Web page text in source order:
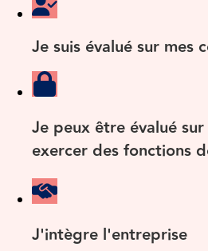
Je suis évalué sur mes
Je peux être évalué
exercer des fonctions
J'intègre l'entreprise